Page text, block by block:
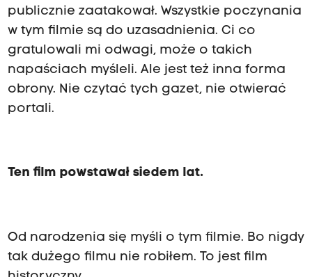
publicznie zaatakował. Wszystkie poczynania
w tym filmie są do uzasadnienia. Ci co
gratulowali mi odwagi, może o takich
napaściach myśleli. Ale jest też inna forma
obrony. Nie czytać tych gazet, nie otwierać
portali.
Ten film powstawał siedem lat.
Od narodzenia się myśli o tym filmie. Bo nigdy
tak dużego filmu nie robiłem. To jest film